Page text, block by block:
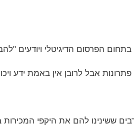
הפרסום הדיגיטלי ויודעים
אבל לרובן אין באמת ידע
ששינינו להם את היקפי